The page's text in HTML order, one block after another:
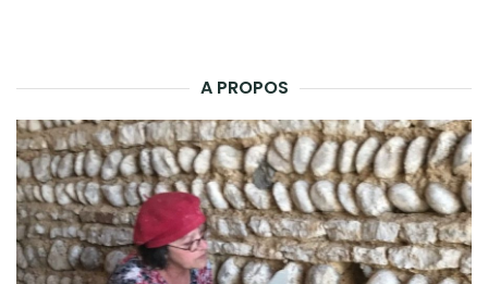
A PROPOS